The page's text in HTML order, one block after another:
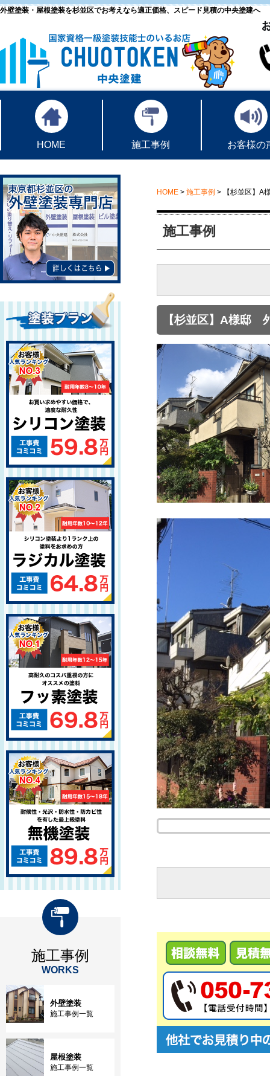
外壁塗装・屋根塗装を杉並区でお考えなら適正価格、スピード見積の中央塗建へ
HOME 施工事例 お客様の
HOME > 施工事例 > 【杉並区】
施工事例
【杉並区】A様邸
施工事例
WORKS
外壁塗装
施工事例一覧
屋根塗装
施工事例一覧